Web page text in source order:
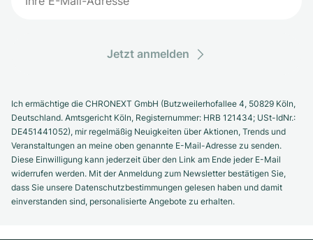
Jetzt anmelden
Ich ermächtige die CHRONEXT GmbH (Butzweilerhofallee 4, 50829 Köln,
Deutschland. Amtsgericht Köln, Registernummer: HRB 121434; USt-IdNr.:
DE451441052), mir regelmäßig Neuigkeiten über Aktionen, Trends und
Veranstaltungen an meine oben genannte E-Mail-Adresse zu senden.
Diese Einwilligung kann jederzeit über den Link am Ende jeder E-Mail
widerrufen werden. Mit der Anmeldung zum Newsletter bestätigen Sie,
dass Sie unsere Datenschutzbestimmungen gelesen haben und damit
einverstanden sind, personalisierte Angebote zu erhalten.